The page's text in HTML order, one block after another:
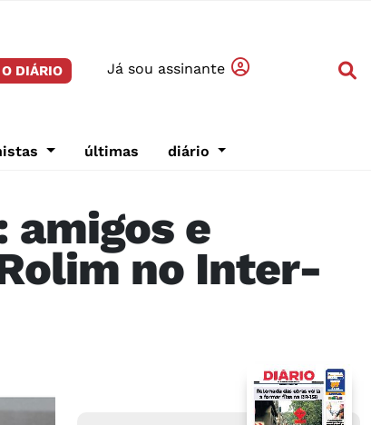
DIÁRIO Já sou assinante
últimas diário
amigos e
no Inter-